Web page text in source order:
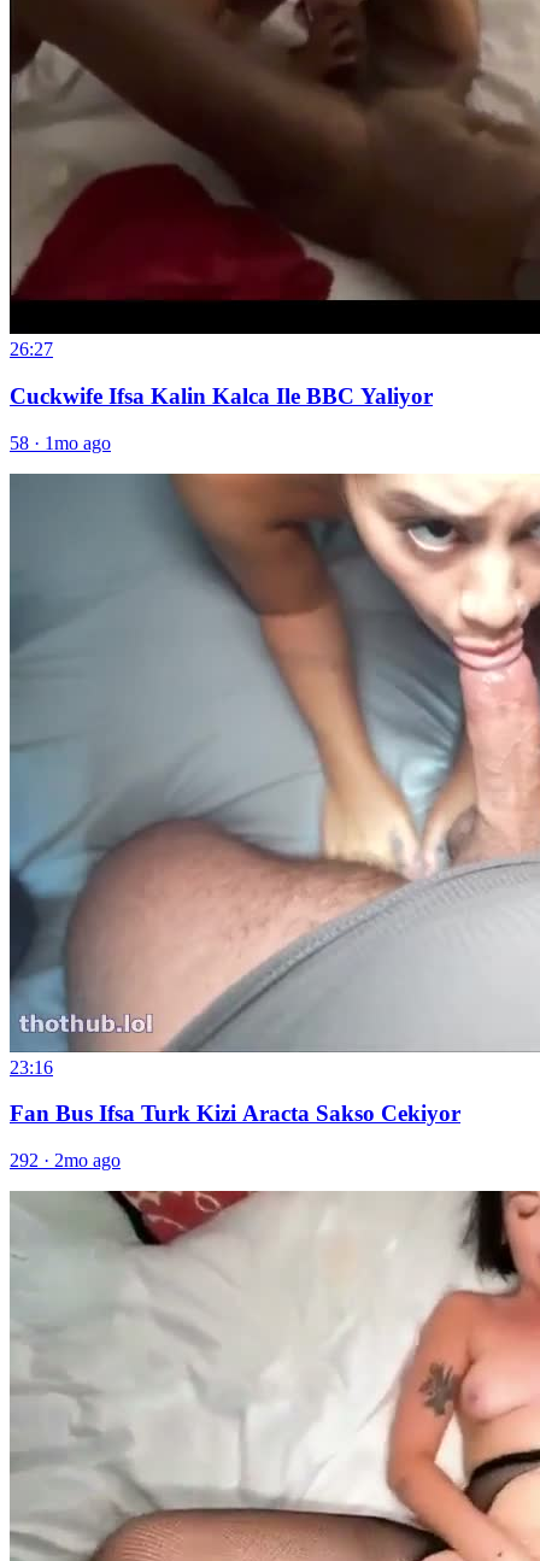
26:27
Cuckwife Ifsa Kalin Kalca Ile BBC Yaliyor
58 · 1mo ago
23:16
Fan Bus Ifsa Turk Kizi Aracta Sakso Cekiyor
292 · 2mo ago